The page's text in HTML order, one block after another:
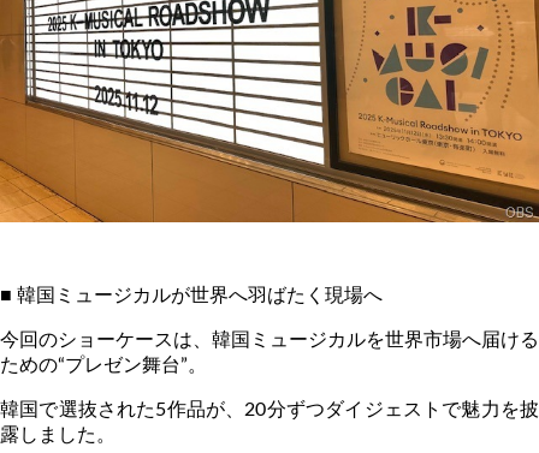
■ 韓国ミュージカルが世界へ羽ばたく現場へ
今回のショーケースは、韓国ミュージカルを世界市場へ届ける
ための“プレゼン舞台”。
韓国で選抜された5作品が、 20分ずつダイジェストで魅力を披
露しました。